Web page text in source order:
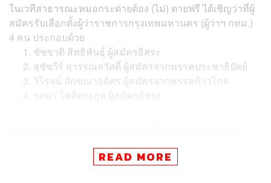
ในเวทีสาธารณะหมอกระต่ายต้อง (ไม่) ตายฟรี ได้เชิญว่าที่ผู้
สมัครรับเลือกตั้งผู้ว่าราชการกรุงเทพมหานคร (ผู้ว่าฯ กทม.)
4 คน ประกอบด้วย
ชัชชาติ สิทธิพันธุ์ ผู้สมัครอิสระ
สุชัชวีร์ สุวรรณสวัสดิ์ ผู้สมัครจากพรรคประชาธิปัตย์
วิโรจน์ ลักขณาอดิศร ผู้สมัครจากพรรคก้าวไกล
รสนา โตสิตระกูล ผู้สมัครอิสระ
อะไร ภายในเวลาเท่าไร เพื่อจะนำเทปที่บันทึกไปทวงถาม
หลังเป็นผู้ว่าฯ กทม. แล้ว 90 วัน
READ MORE